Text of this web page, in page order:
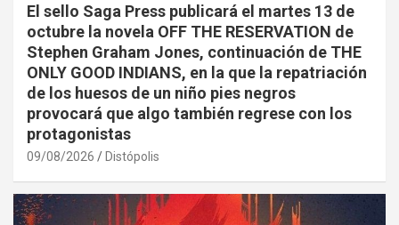
El sello Saga Press publicará el martes 13 de
octubre la novela OFF THE RESERVATION de
Stephen Graham Jones, continuación de THE
ONLY GOOD INDIANS, en la que la repatriación
de los huesos de un niño pies negros
provocará que algo también regrese con los
protagonistas
09/08/2026 Distópolis